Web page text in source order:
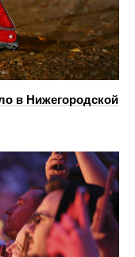
в Нижегородской